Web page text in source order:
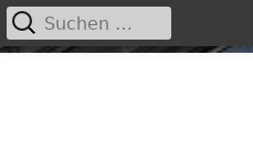
Primäres
Suchen
nach: